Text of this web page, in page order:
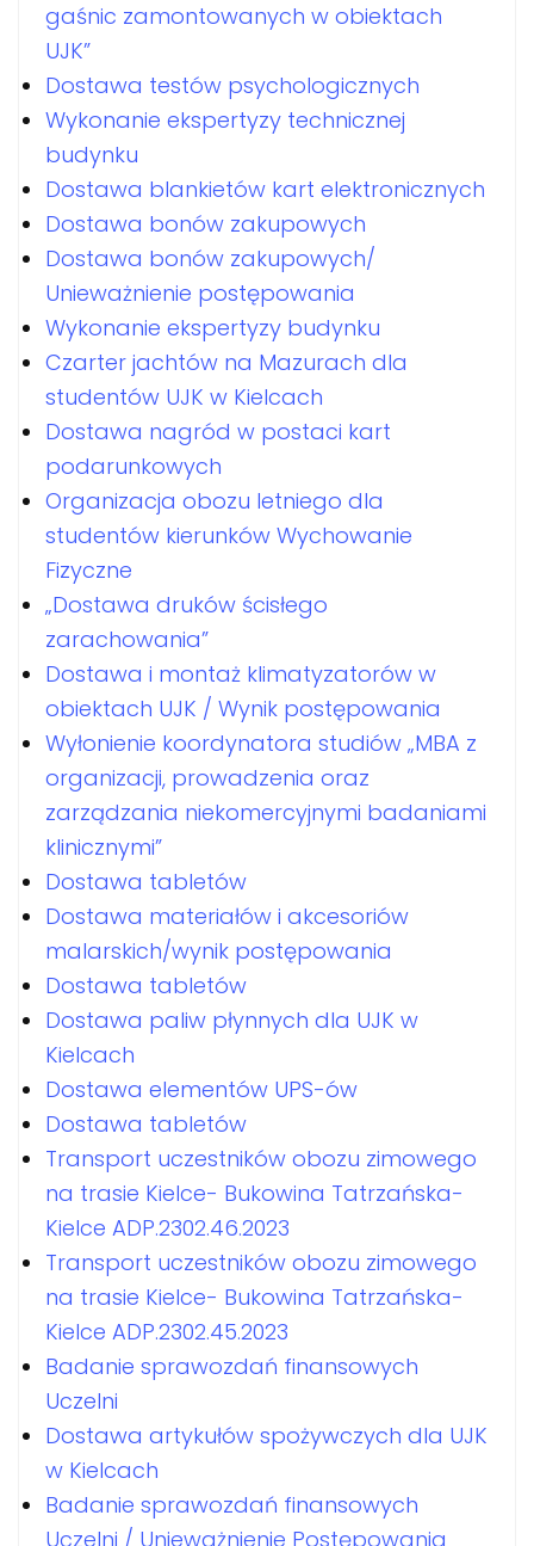
gaśnic zamontowanych w obiektach
UJK”
Dostawa testów psychologicznych
Wykonanie ekspertyzy technicznej
budynku
Dostawa blankietów kart elektronicznych
Dostawa bonów zakupowych
Dostawa bonów zakupowych/
Unieważnienie postępowania
Wykonanie ekspertyzy budynku
Czarter jachtów na Mazurach dla
studentów UJK w Kielcach
Dostawa nagród w postaci kart
podarunkowych
Organizacja obozu letniego dla
studentów kierunków Wychowanie
Fizyczne
„Dostawa druków ścisłego
zarachowania”
Dostawa i montaż klimatyzatorów w
obiektach UJK / Wynik postępowania
Wyłonienie koordynatora studiów „MBA z
organizacji, prowadzenia oraz
zarządzania niekomercyjnymi badaniami
klinicznymi”
Dostawa tabletów
Dostawa materiałów i akcesoriów
malarskich/wynik postępowania
Dostawa tabletów
Dostawa paliw płynnych dla UJK w
Kielcach
Dostawa elementów UPS-ów
Dostawa tabletów
Transport uczestników obozu zimowego
na trasie Kielce- Bukowina Tatrzańska-
Kielce ADP.2302.46.2023
Transport uczestników obozu zimowego
na trasie Kielce- Bukowina Tatrzańska-
Kielce ADP.2302.45.2023
Badanie sprawozdań finansowych
Uczelni
Dostawa artykułów spożywczych dla UJK
w Kielcach
Badanie sprawozdań finansowych
Uczelni / Unieważnienie Postępowania